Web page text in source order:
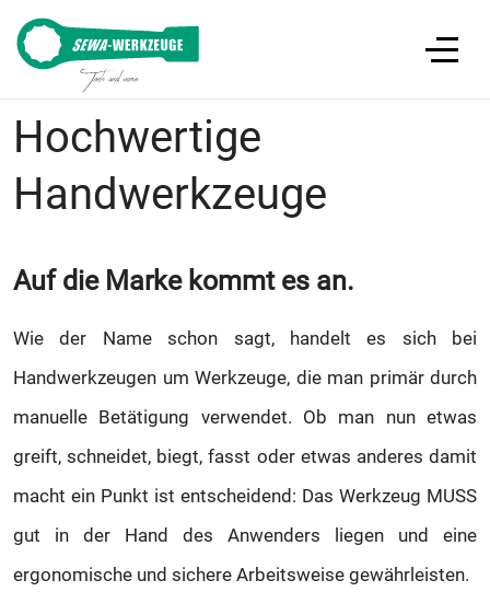
Hochwertige
Handwerkzeuge
Auf die Marke kommt es an.
Wie der Name schon sagt, handelt es sich bei
Handwerkzeugen um Werkzeuge, die man primär durch
manuelle Betätigung verwendet. Ob man nun etwas
greift, schneidet, biegt, fasst oder etwas anderes damit
macht ein Punkt ist entscheidend: Das Werkzeug MUSS
gut in der Hand des Anwenders liegen und eine
ergonomische und sichere Arbeitsweise gewährleisten.